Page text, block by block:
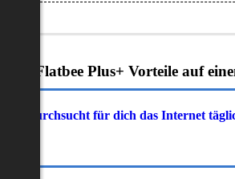
Flatbee Plus+ Vorteile auf
durchsucht für dich das Internet